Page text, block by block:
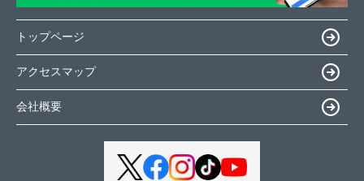
トップページ
アクセスマップ
会社概要